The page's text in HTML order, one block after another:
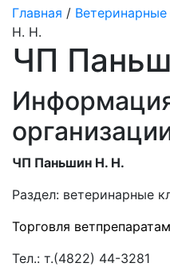
Главная /
Н. Н.
ЧП
ЧП Паньшин Н. Н.
Раздел: ветеринарные
Торговля
Тел.: т.(4822) 44-3281